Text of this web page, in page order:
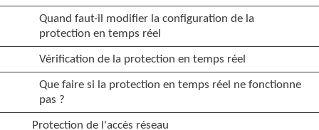
Quand faut-il modifier la configuration de la
protection en temps réel
Vérification de la protection en temps réel
Que faire si la protection en temps réel ne fonctionne
pas ?
Protection de l'accès réseau